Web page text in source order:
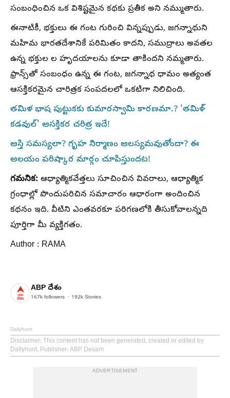
సంబంధించిన ఒక విశిష్టమైన కథకు ప్రతీక అని నమ్ముతారు.
ఈనాటికీ, భక్తులు ఈ గంట గురించి విన్నప్పుడు, జగన్నాథుని
మహిమ భారతదేశానికే పరిమితం కాదని, సముద్రాలు అవతల
ఉన్న భక్తుల ల హృదయాలను కూడా తాకిందని నమ్మతారు.
ఫ్రాన్స్‌తో సంబంధం ఉన్న ఈ గంట, జగన్నాథ ధామం అత్యంత
ఆసక్తికరమైన చారిత్రక సంపదలలో ఒకటిగా నిలిచింది.
తమిళ భాష పుట్టుకకు కుమారస్వామి కారణమా.? 'తమిళ్
కడవుల్' ఆసక్తికర చరిత్ర ఇదే!
ఆస్తి సమస్యలా? గృహ నిర్మాణం ఆలస్యమవుతోందా? ఈ
ఆలయం పరిష్కార మార్గం చూపిస్తుందట!
గమనిక: ఆధ్యాత్మికవేత్తలు సూచించిన వివరాలు, ఆధ్యాత్మిక
గ్రంధాల్లో పొందుపరిచిన సమాచారం ఆధారంగా అందించిన
కథనం ఇది. వీటిని ఎంతవరకూ పరిగణలోకి తీసుకోవాలన్నది
పూర్తిగా మీ వ్యక్తిగతం.
Author : RAMA
ABP దేశం
167k followers 192k Stories
Dailyhunt
Disclaimer: This content has not been generated, created or edited by
Dailyhunt. Publisher: ABP Desam
ADVERTISEMENT